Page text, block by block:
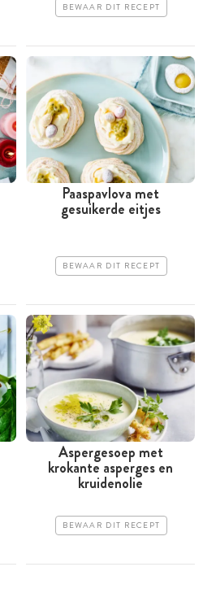
BEWAAR DIT RECEPT
Paaspavlova met
gesuikerde eitjes
BEWAAR DIT RECEPT
Aspergesoep met
krokante asperges en
kruidenolie
BEWAAR DIT RECEPT